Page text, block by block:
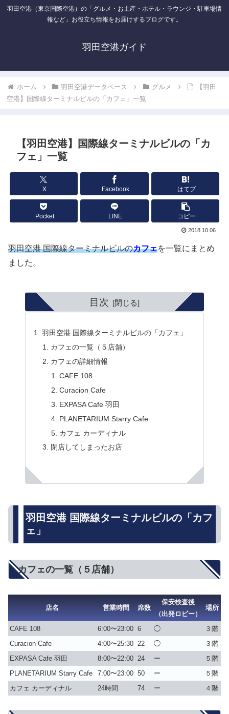
羽田空港（東京国際空港）の「グルメ・お土産・ホテル・ラウンジ・駐車場情
報など」お役立ち情報をお届けするブログです。
羽田空港ガイド
ホーム 羽田空港データベース グルメ
【羽田
空港】国際線ターミナルビルの「カフェ」一覧
【羽田空港】国際線ターミナルビルの「カ
フェ」一覧
X Facebook はてブ
Pocket LINE コピー
2018.10.06
羽田空港 国際線ターミナルビルのカフェを一覧にまとめ
ました。
目次
羽田空港 国際線ターミナルビルの「カフェ」
カフェの一覧（５店舗）
カフェの詳細情報
CAFE 108
Curacion Cafe
EXPASA Cafe 羽田
PLANETARIUM Starry Cafe
カフェ カーディナル
閉店してしまったお店
羽田空港 国際線ターミナルビルの「カフ
ェ」
カフェの一覧（５店舗）
店名 営業時間 席数
保安検査後
（出発ロビー）
場所
CAFE 108 6:00〜23:00 6 ◯
３階
Curacion Cafe
4:00〜25:30 22 ◯
３階
EXPASA Cafe 羽田
8:00〜22:00 24 ー
５階
PLANETARIUM Starry Cafe
7:00〜23:00 50 ー
５階
カフェ カーディナル
24時間 74 ー ４階